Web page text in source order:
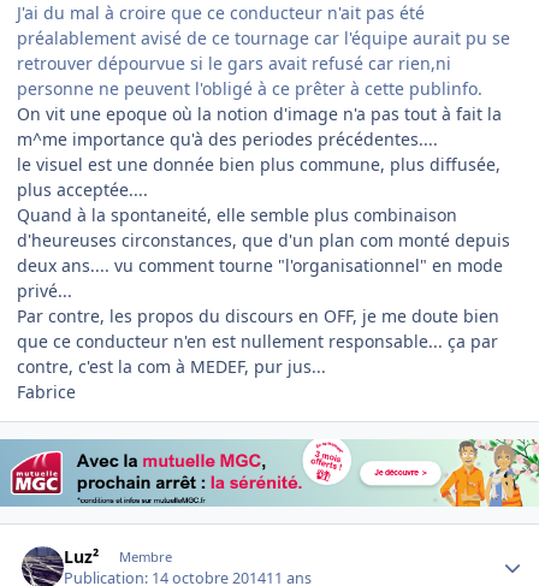
J'ai du mal à croire que ce conducteur n'ait pas été
préalablement avisé de ce tournage car l'équipe aurait pu se
retrouver dépourvue si le gars avait refusé car rien,ni
personne ne peuvent l'obligé à ce prêter à cette publinfo.
On vit une epoque où la notion d'image n'a pas tout à fait la
m^me importance qu'à des periodes précédentes....
le visuel est une donnée bien plus commune, plus diffusée,
plus acceptée....
Quand à la spontaneité, elle semble plus combinaison
d'heureuses circonstances, que d'un plan com monté depuis
deux ans.... vu comment tourne "l'organisationnel" en mode
privé...
Par contre, les propos du discours en OFF, je me doute bien
que ce conducteur n'en est nullement responsable... ça par
contre, c'est la com à MEDEF, pur jus...
Fabrice
Luz² Membre
Publication: 14 octobre 201411 ans